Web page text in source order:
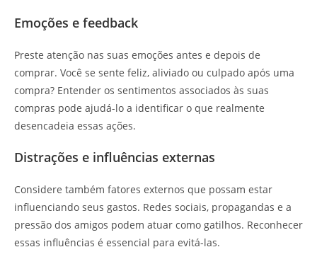
Emoções e feedback
Preste atenção nas suas emoções antes e depois de
comprar. Você se sente feliz, aliviado ou culpado após uma
compra? Entender os sentimentos associados às suas
compras pode ajudá-lo a identificar o que realmente
desencadeia essas ações.
Distrações e influências externas
Considere também fatores externos que possam estar
influenciando seus gastos. Redes sociais, propagandas e a
pressão dos amigos podem atuar como gatilhos. Reconhecer
essas influências é essencial para evitá-las.